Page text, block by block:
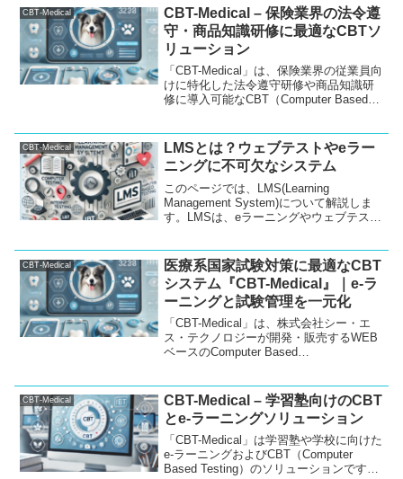
く向上しているため、教育機関や企業な
どで幅広く利用されています。
CBT-Medical
CBT-Medical – 保険業界の法令遵
守・商品知識研修に最適なCBTソ
リューション
「CBT-Medical」は、保険業界の従業員向
けに特化した法令遵守研修や商品知識研
修に導入可能なCBT（Computer Based
や、スマートフォン対応の利便性が特徴
で、効率的かつ柔軟な社内研修の実現を
サポートします。
CBT-Medical
LMSとは？ウェブテストやeラー
ニングに不可欠なシステム
このページでは、LMS(Learning
Management System)について解説しま
す。LMSは、eラーニングやウェブテスト
PBTの違い、LMSの具体的...
CBT-Medical
医療系国家試験対策に最適なCBT
システム『CBT-Medical』｜e-ラ
ーニングと試験管理を一元化
「CBT-Medical」は、株式会社シー・エ
ス・テクノロジーが開発・販売するWEB
ベースのComputer Based
用試験対策に効率的に取り組めるように
設計されており、スマートフォンをはじ
めとする様々なデバイスで利用可能で
す。また、試験管理だけでなく、e-ラー
ニングシステムとしても活用でき、受験
者のスキルアップにも大きく貢献しま
CBT-Medical
CBT-Medical – 学習塾向けのCBT
とe-ラーニングソリューション
「CBT-Medical」は学習塾や学校に向けた
e-ラーニングおよびCBT（Computer
Based Testing）のソリューションです。